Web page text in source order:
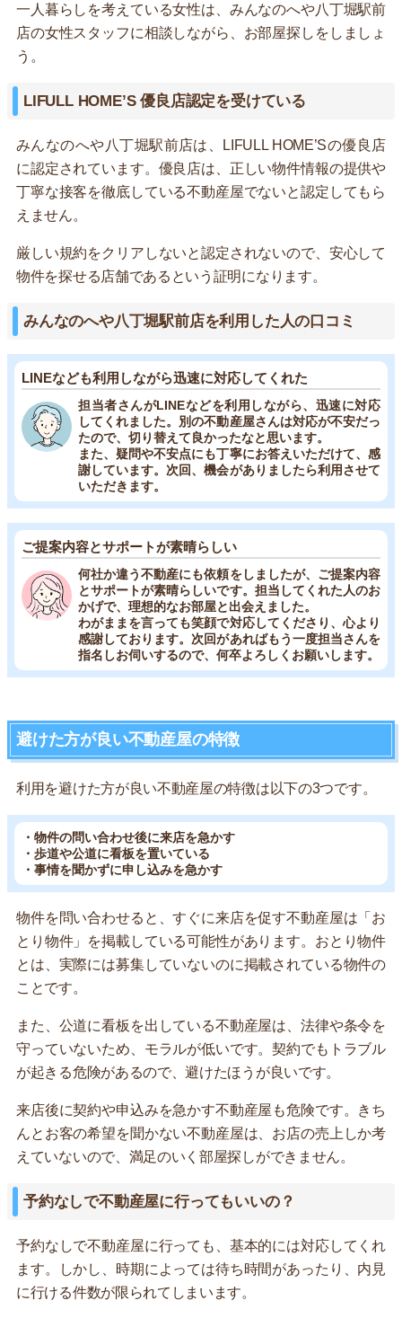
一人暮らしを考えている女性は、みんなのへや八丁堀駅前
店の女性スタッフに相談しながら、お部屋探しをしましょ
う。
LIFULL HOME’S 優良店認定を受けている
みんなのへや八丁堀駅前店は、LIFULL HOME’Sの優良店
に認定されています。優良店は、正しい物件情報の提供や
丁寧な接客を徹底している不動産屋でないと認定してもら
えません。
厳しい規約をクリアしないと認定されないので、安心して
物件を探せる店舗であるという証明になります。
みんなのへや八丁堀駅前店を利用した人の口コミ
LINEなども利用しながら迅速に対応してくれた
担当者さんがLINEなどを利用しながら、迅速に対応
してくれました。別の不動産屋さんは対応が不安だっ
たので、切り替えて良かったなと思います。
また、疑問や不安点にも丁寧にお答えいただけて、感
謝しています。次回、機会がありましたら利用させて
いただきます。
ご提案内容とサポートが素晴らしい
何社か違う不動産にも依頼をしましたが、ご提案内容
とサポートが素晴らしいです。担当してくれた人のお
かげで、理想的なお部屋と出会えました。
わがままを言っても笑顔で対応してくださり、心より
感謝しております。次回があればもう一度担当さんを
指名しお伺いするので、何卒よろしくお願いします。
避けた方が良い不動産屋の特徴
利用を避けた方が良い不動産屋の特徴は以下の3つです。
・物件の問い合わせ後に来店を急かす
・歩道や公道に看板を置いている
・事情を聞かずに申し込みを急かす
物件を問い合わせると、すぐに来店を促す不動産屋は「お
とり物件」を掲載している可能性があります。おとり物件
とは、実際には募集していないのに掲載されている物件の
ことです。
また、公道に看板を出している不動産屋は、法律や条令を
守っていないため、モラルが低いです。契約でもトラブル
が起きる危険があるので、避けたほうが良いです。
来店後に契約や申込みを急かす不動産屋も危険です。きち
んとお客の希望を聞かない不動産屋は、お店の売上しか考
えていないので、満足のいく部屋探しができません。
予約なしで不動産屋に行ってもいいの？
予約なしで不動産屋に行っても、基本的には対応してくれ
ます。しかし、時期によっては待ち時間があったり、内見
に行ける件数が限られてしまいます。